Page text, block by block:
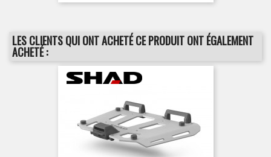
LES CLIENTS QUI ONT ACHETÉ CE PRODUIT ONT ÉGALEMENT
ACHETÉ :